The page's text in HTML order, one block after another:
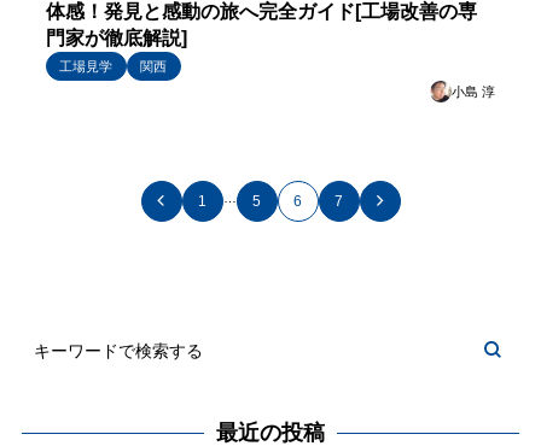
体感！発見と感動の旅へ完全ガイド[工場改善の専
門家が徹底解説]
工場見学
関西
小島 淳
1 … 5 6 7
最近の投稿